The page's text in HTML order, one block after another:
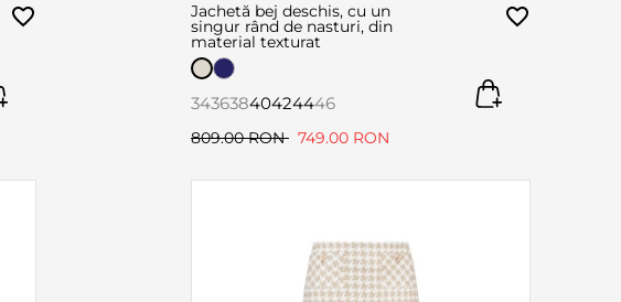
Jachetă bej deschis, cu un
singur rând de nasturi, din
material texturat
34363840424446
809.00 RON 749.00 RON